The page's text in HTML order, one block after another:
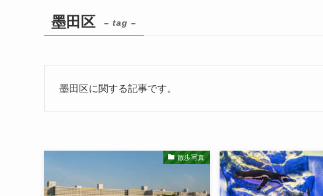
墨田区 – tag –
墨田区に関する記事です。
散歩写真